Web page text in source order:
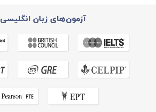
آزمون‌های زبان انگلیسی